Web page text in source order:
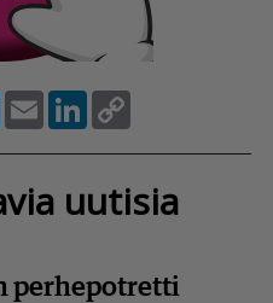
TwitterEmail LinkedIn
uutisia
perhepotretti